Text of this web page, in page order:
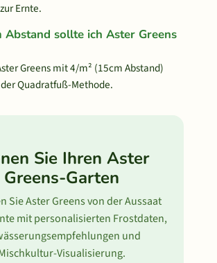
Ernte.
Abstand sollte ich Aster Greens
Greens mit 4/m² (15cm Abstand)
Quadratfuß-Methode.
Sie Ihren Aster
Greens-Garten
Sie Aster Greens von der Aussaat
mit personalisierten Frostdaten,
und
Visualisierung.